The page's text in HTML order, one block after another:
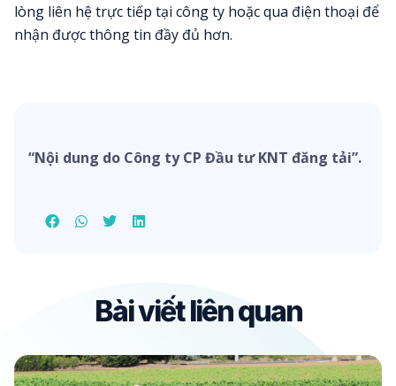
lòng liên hệ trực tiếp tại công ty hoặc qua điện thoại để
nhận được thông tin đầy đủ hơn.
“Nội dung do Công ty CP Đầu tư KNT đăng tải”.
Bài viết liên quan